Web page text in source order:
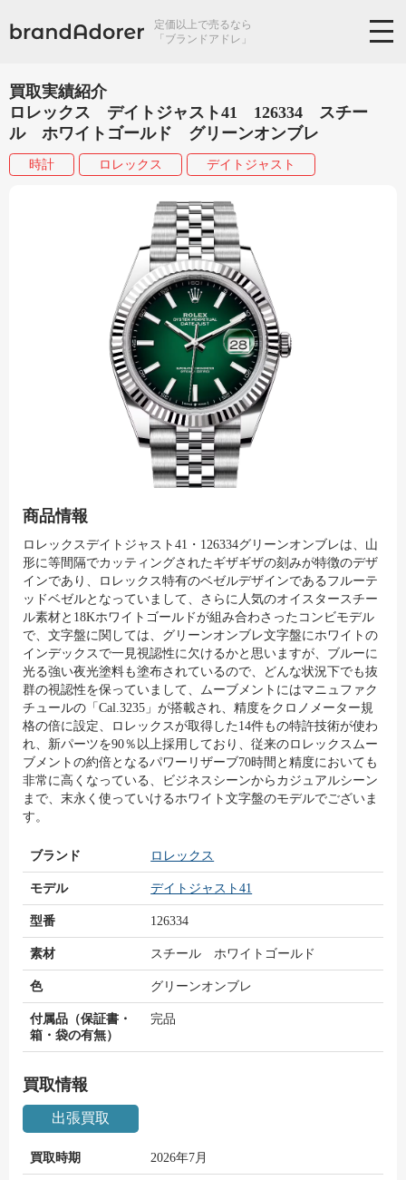
定価以上で売るなら
「ブランドアドレ」
買取実績紹介
ロレックス デイトジャスト41 126334 スチー
ル ホワイトゴールド グリーンオンブレ
時計 ロレックス デイトジャスト
商品情報
ロレックスデイトジャスト41・126334グリーンオンブレは、山
形に等間隔でカッティングされたギザギザの刻みが特徴のデザ
インであり、ロレックス特有のベゼルデザインであるフルーテ
ッドベゼルとなっていまして、さらに人気のオイスタースチー
ル素材と18Kホワイトゴールドが組み合わさったコンビモデル
で、文字盤に関しては、グリーンオンブレ文字盤にホワイトの
インデックスで一見視認性に欠けるかと思いますが、ブルーに
光る強い夜光塗料も塗布されているので、どんな状況下でも抜
群の視認性を保っていまして、ムーブメントにはマニュファク
チュールの「Cal.3235」が搭載され、精度をクロノメーター規
格の倍に設定、ロレックスが取得した14件もの特許技術が使わ
れ、新パーツを90％以上採用しており、従来のロレックスムー
ブメントの約倍となるパワーリザーブ70時間と精度においても
非常に高くなっている、ビジネスシーンからカジュアルシーン
まで、末永く使っていけるホワイト文字盤のモデルでございま
す。
ブランド ロレックス
モデル デイトジャスト41
型番 126334
素材 スチール ホワイトゴールド
色 グリーンオンブレ
付属品（保証書・
箱・袋の有無）
完品
買取情報
出張買取
買取時期 2026年7月